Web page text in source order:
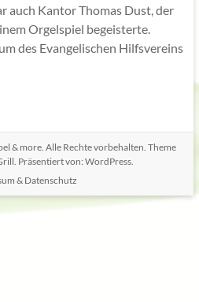
auch Kantor Thomas Dust, der
Orgelspiel begeisterte.
des Evangelischen Hilfsvereins
& more. Alle Rechte vorbehalten. Theme
Präsentiert von: WordPress.
& Datenschutz